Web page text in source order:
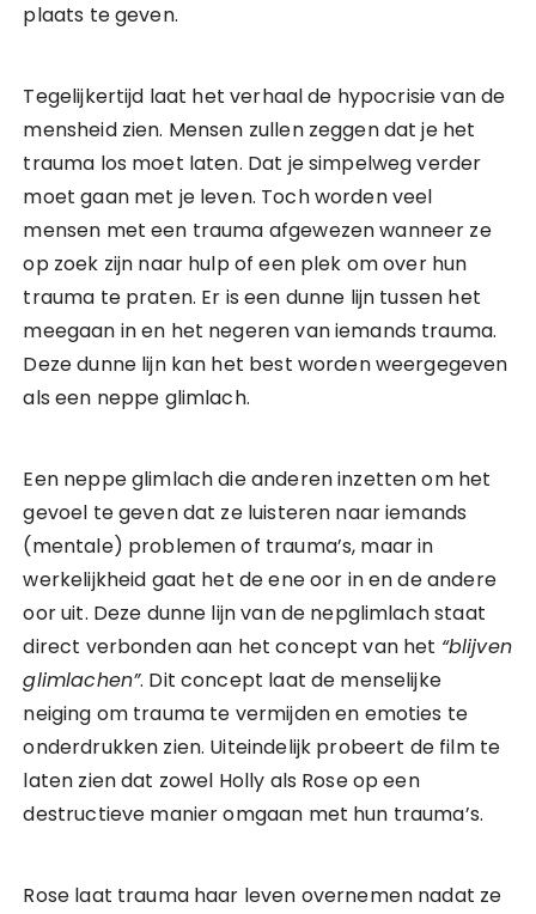
plaats te geven.
Tegelijkertijd laat het verhaal de hypocrisie van de
mensheid zien. Mensen zullen zeggen dat je het
trauma los moet laten. Dat je simpelweg verder
moet gaan met je leven. Toch worden veel
mensen met een trauma afgewezen wanneer ze
op zoek zijn naar hulp of een plek om over hun
trauma te praten. Er is een dunne lijn tussen het
meegaan in en het negeren van iemands trauma.
Deze dunne lijn kan het best worden weergegeven
als een neppe glimlach.
Een neppe glimlach die anderen inzetten om het
gevoel te geven dat ze luisteren naar iemands
(mentale) problemen of trauma’s, maar in
werkelijkheid gaat het de ene oor in en de andere
oor uit. Deze dunne lijn van de nepglimlach staat
direct verbonden aan het concept van het “blijven
glimlachen”. Dit concept laat de menselijke
neiging om trauma te vermijden en emoties te
onderdrukken zien. Uiteindelijk probeert de film te
laten zien dat zowel Holly als Rose op een
destructieve manier omgaan met hun trauma’s.
Rose laat trauma haar leven overnemen nadat ze